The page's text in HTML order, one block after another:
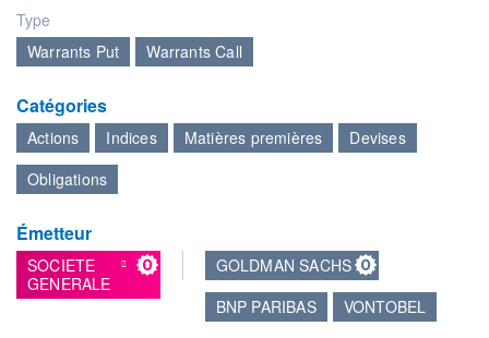
Type
Warrants Put
Warrants Call
Catégories
Actions Indices Matières premières
Devises
Obligations
Émetteur
SOCIETE
GENERALE
GOLDMAN SACHS
BNP PARIBAS
VONTOBEL